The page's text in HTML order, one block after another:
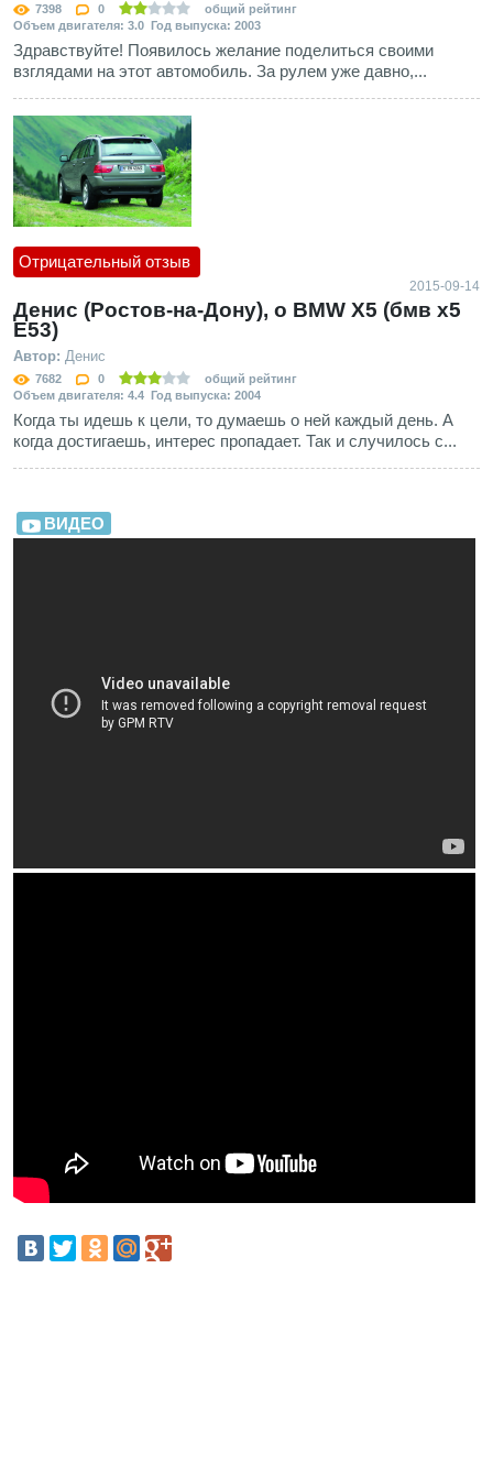
7398 0
общий рейтинг
Объем двигателя: 3.0 Год выпуска: 2003
Здравствуйте! Появилось желание поделиться своими
взглядами на этот автомобиль. За рулем уже давно,...
Отрицательный отзыв
2015-09-14
Денис (Ростов-на-Дону), о BMW X5 (бмв х5
E53)
Автор: Денис
7682 0
общий рейтинг
Объем двигателя: 4.4 Год выпуска: 2004
Когда ты идешь к цели, то думаешь о ней каждый день. А
когда достигаешь, интерес пропадает. Так и случилось с...
ВИДЕО